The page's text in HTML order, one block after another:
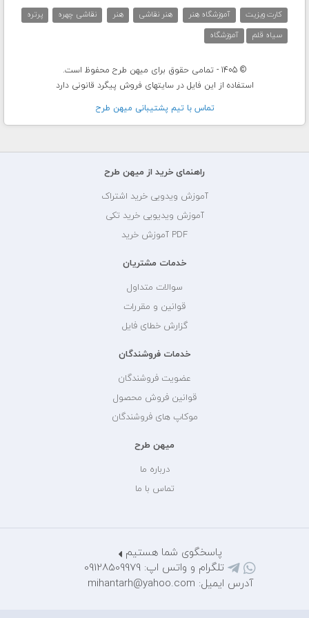
کارت ویزیت آموزشگاه هنر هنر نقاشی هنر نقاشی چهره
پرتره
سیاه قلم
آموزشگاه
© 1405 - تمامی حقوق برای میهن طرح محفوظ است.
استفاده از این فایل در سایتهای فروش پیگرد قانونی دارد
تماس با تيم پشتيبانی ميهن طرح
راهنمای خرید از میهن طرح
آموزش ویدویی خرید اشتراک
آموزش ویدیویی خرید تکی
PDF آموزش خرید
خدمات مشتریان
سوالات متداول
قوانین و مقررات
گزارش خطای فایل
خدمات فروشندگان
عضویت فروشندگان
قوانین فروش محصول
موکاپ های فروشندگان
میهن طرح
درباره ما
تماس با ما
پاسخگوی شما هستیم
تلگرام و واتس اپ: 09128509979
آدرس ایمیل: mihantarh@yahoo.com